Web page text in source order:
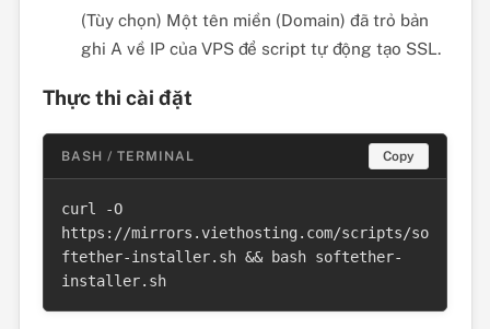
(Tùy chọn) Một tên miền (Domain) đã trỏ bản
ghi A về IP của VPS để script tự động tạo SSL.
Thực thi cài đặt
BASH / TERMINAL Copy
curl -O
https://mirrors.viethosting.com/scripts/so
ftether-installer.sh && bash softether-
installer.sh